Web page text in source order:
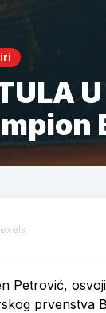
Petrović,
prvenstva